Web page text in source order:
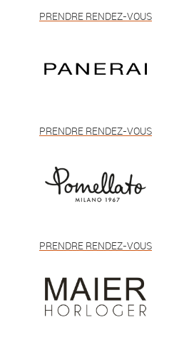
PRENDRE RENDEZ-VOUS
PRENDRE RENDEZ-VOUS
PRENDRE RENDEZ-VOUS